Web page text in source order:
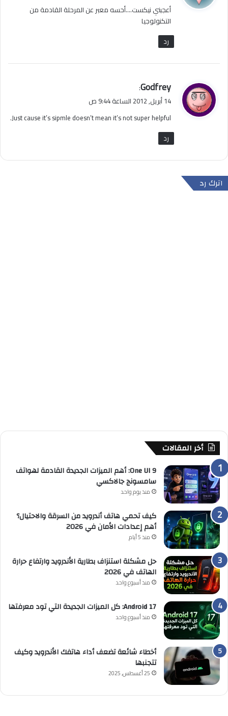
ل
أعجبني نيكست….أحسه معبر عن المرحلة القادمة من
التكنولوجيا
رد
ي
ق
ل
Godfrey
:
14 أبريل, 2012 الساعة 9:44 ص
Just cause it’s sipmle doesn’t mean it’s not super helpful.
رد
اترك رد
أخر المقالات
One UI 9: أهم الميزات الجديدة القادمة لهواتف
سامسونج جالاكسي
منذ يوم واحد
كيف تحمي هاتف أندرويد من السرقة والاحتيال؟
أهم إعدادات الأمان في 2026
منذ 5 أيام
حل مشكلة استنزاف بطارية الأندرويد وارتفاع حرارة
الهاتف في 2026
منذ أسبوع واحد
Android 17: كل الميزات الجديدة التي تود معرفتها
منذ أسبوع واحد
أخطاء شائعة تضعف أداء هاتفك الأندرويد وكيف
تتجنبها
25 أغسطس, 2025